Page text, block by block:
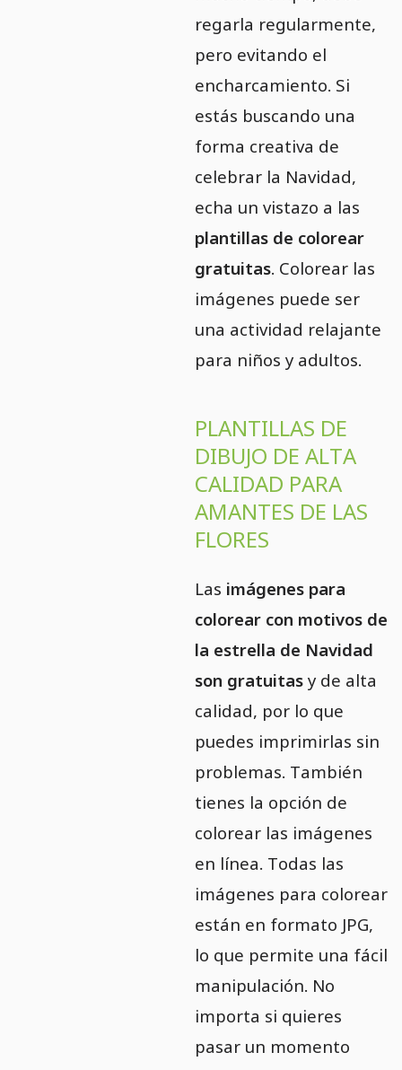
regarla regularmente,
pero evitando el
encharcamiento. Si
estás buscando una
forma creativa de
celebrar la Navidad,
echa un vistazo a las
plantillas de colorear
gratuitas. Colorear las
imágenes puede ser
una actividad relajante
para niños y adultos.
PLANTILLAS DE
DIBUJO DE ALTA
CALIDAD PARA
AMANTES DE LAS
FLORES
Las imágenes para
colorear con motivos de
la estrella de Navidad
son gratuitas y de alta
calidad, por lo que
puedes imprimirlas sin
problemas. También
tienes la opción de
colorear las imágenes
en línea. Todas las
imágenes para colorear
están en formato JPG,
lo que permite una fácil
manipulación. No
importa si quieres
pasar un momento